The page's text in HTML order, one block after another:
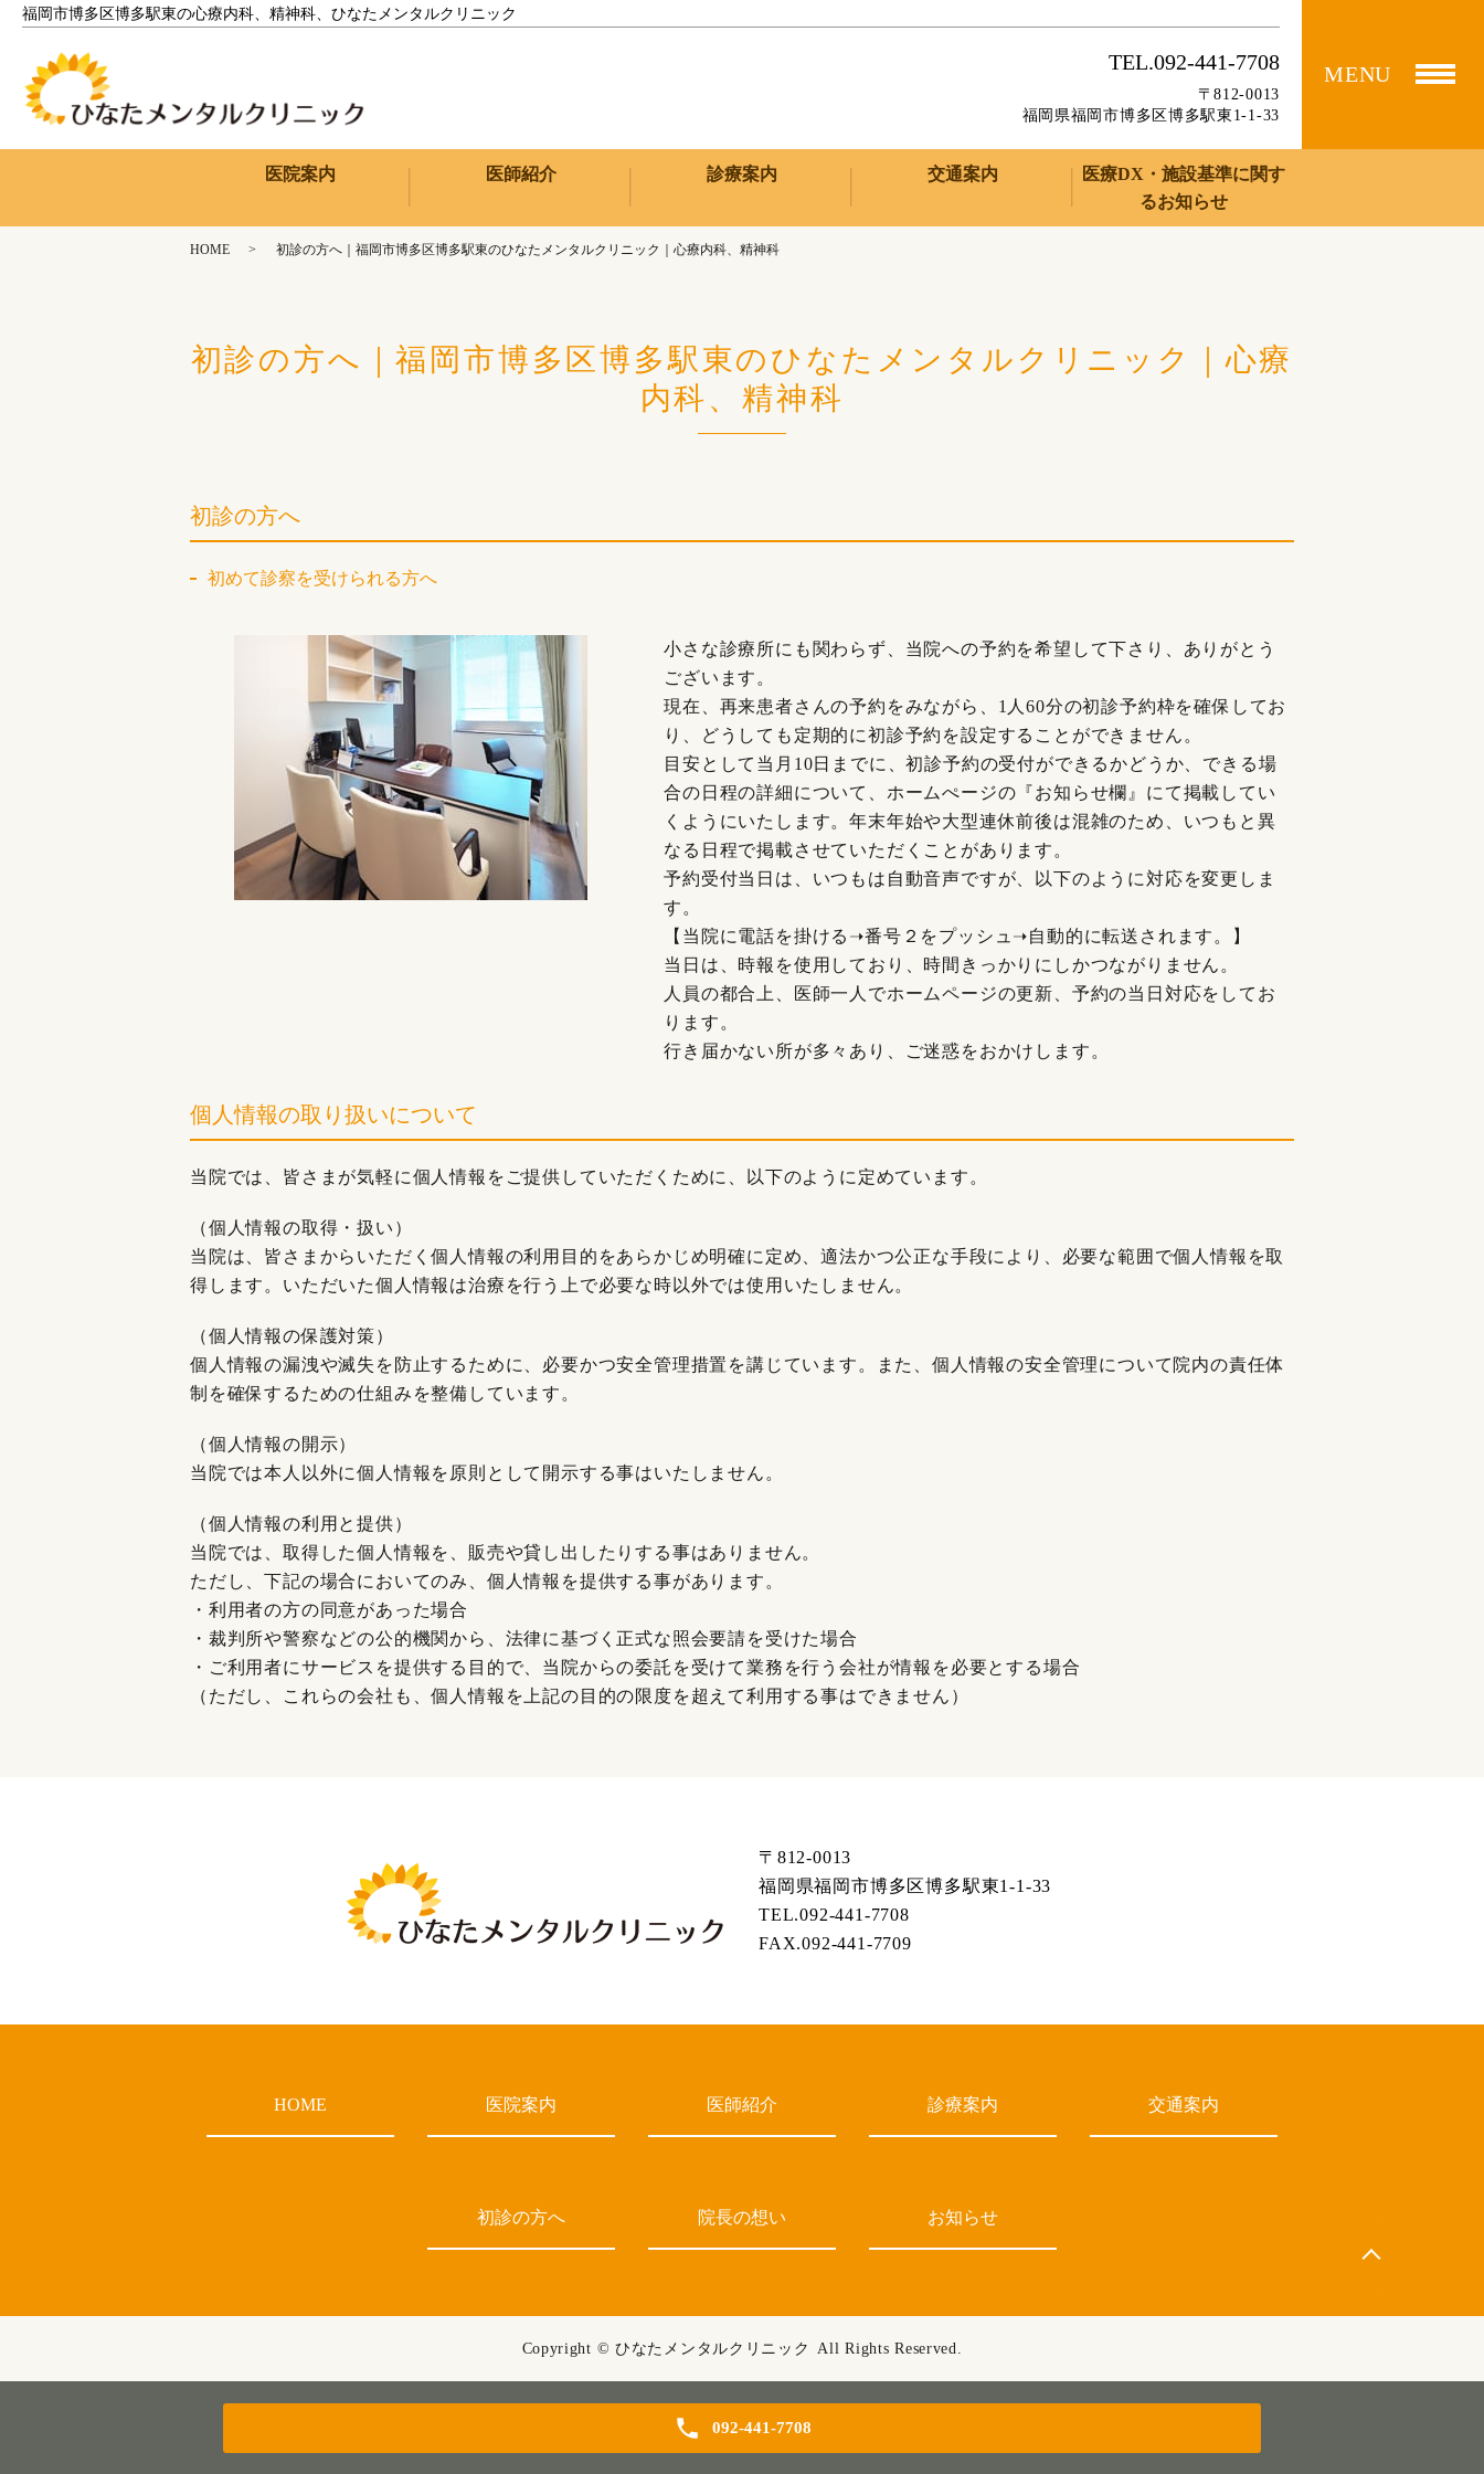
福岡市博多区博多駅東の心療内科、精神科、ひなたメンタルクリニック
TEL.092-441-7708
〒812-0013
福岡県福岡市博多区博多駅東1-1-33
MENU
医院案内 医師紹介 診療案内 交通案内
医療DX・施設基準に関す
るお知らせ
HOME 初診の方へ｜福岡市博多区博多駅東のひなたメンタルクリニック｜心療内科、精神科
初診の方へ｜福岡市博多区博多駅東のひなたメンタルクリニック｜心療
内科、精神科
初診の方へ
初めて診察を受けられる方へ
小さな診療所にも関わらず、当院への予約を希望して下さり、ありがとう
ございます。
現在、再来患者さんの予約をみながら、 1 人60分の初診予約枠を確保してお
り、どうしても定期的に初診予約を設定することができません。
目安として当月 10日までに、初診予約の受付ができるかどうか、できる場
合の日程の詳細について、ホームぺージの『お知らせ欄』にて掲載してい
くようにいたします。年末年始や大型連休前後は混雑のため、いつもと異
なる日程で掲載させていただくことがあります。
予約受付当日は、いつもは自動音声ですが、以下のように対応を変更しま
す。
【当院に電話を掛ける ➝番号２をプッシュ ➝自動的に転送されます。】
当日は、時報を使用しており、時間きっかりにしかつながりません。
人員の都合上、医師一人でホームページの更新、予約の当日対応をしてお
ります。
行き届かない所が多々あり、ご迷惑をおかけします。
個人情報の取り扱いについて
当院では、皆さまが気軽に個人情報をご提供していただくために、以下のように定めています。
（個人情報の取得・扱い）
当院は、皆さまからいただく個人情報の利用目的をあらかじめ明確に定め、適法かつ公正な手段により、必要な範囲で個人情報を取
得します。いただいた個人情報は治療を行う上で必要な時以外では使用いたしません。
（個人情報の保護対策）
個人情報の漏洩や滅失を防止するために、必要かつ安全管理措置を講じています。また、個人情報の安全管理について院内の責任体
制を確保するための仕組みを整備しています。
（個人情報の開示）
当院では本人以外に個人情報を原則として開示する事はいたしません。
（個人情報の利用と提供）
当院では、取得した個人情報を、販売や貸し出したりする事はありません。
ただし、下記の場合においてのみ、個人情報を提供する事があります。
・利用者の方の同意があった場合
・裁判所や警察などの公的機関から、法律に基づく正式な照会要請を受けた場合
・ご利用者にサービスを提供する目的で、当院からの委託を受けて業務を行う会社が情報を必要とする場合
（ただし、これらの会社も、個人情報を上記の目的の限度を超えて利用する事はできません）
092-441-7708
〒812-0013
福岡県福岡市博多区博多駅東1-1-33
TEL.092-441-7708
FAX.092-441-7709
HOME 医院案内 医師紹介 診療案内 交通案内
初診の方へ 院長の想い お知らせ
Copyright © ひなたメンタルクリニック All Rights Reserved.